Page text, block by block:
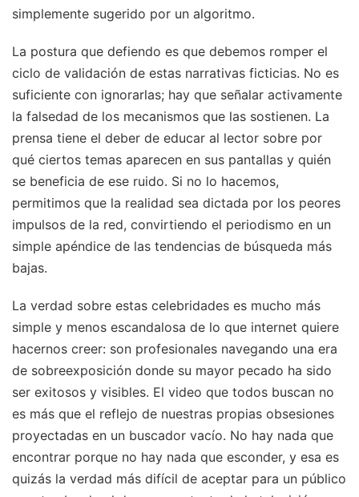
simplemente sugerido por un algoritmo.
La postura que defiendo es que debemos romper el
ciclo de validación de estas narrativas ficticias. No es
suficiente con ignorarlas; hay que señalar activamente
la falsedad de los mecanismos que las sostienen. La
prensa tiene el deber de educar al lector sobre por
qué ciertos temas aparecen en sus pantallas y quién
se beneficia de ese ruido. Si no lo hacemos,
permitimos que la realidad sea dictada por los peores
impulsos de la red, convirtiendo el periodismo en un
simple apéndice de las tendencias de búsqueda más
bajas.
La verdad sobre estas celebridades es mucho más
simple y menos escandalosa de lo que internet quiere
hacernos creer: son profesionales navegando una era
de sobreexposición donde su mayor pecado ha sido
ser exitosos y visibles. El video que todos buscan no
es más que el reflejo de nuestras propias obsesiones
proyectadas en un buscador vacío. No hay nada que
encontrar porque no hay nada que esconder, y esa es
quizás la verdad más difícil de aceptar para un público